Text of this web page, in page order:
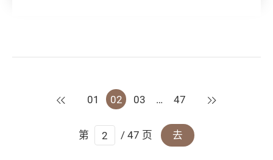
上一页
01 02 03 … 47 下一页
第 / 47 页 去